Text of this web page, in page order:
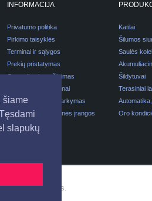
šiame
slapukų
INFORMACIJA
Privatumo politika
Pirkimo taisyklės
Terminai ir sąlygos
Prekių pristatymas
Garantijos ir grąžinimas
Pirkimas išsimokėtinai
Pakuočių atliekų tvarkymas
Elektros ir elektroninės įrangos
atliekų tvarkymas
Katilai
Šilumos
Saulės
Šildytuvai
Terasiniai
Oro
teisės saugomos.